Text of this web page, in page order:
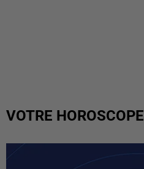
VOTRE HOROSCOPE